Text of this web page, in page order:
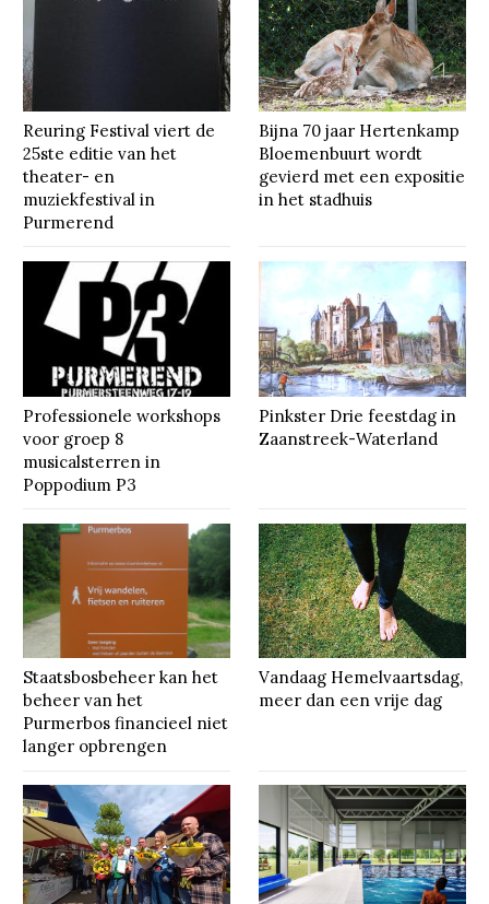
Reuring Festival viert de
25ste editie van het
theater- en
muziekfestival in
Purmerend
Bijna 70 jaar Hertenkamp
Bloemenbuurt wordt
gevierd met een expositie
in het stadhuis
Professionele workshops
voor groep 8
musicalsterren in
Poppodium P3
Pinkster Drie feestdag in
Zaanstreek-Waterland
Staatsbosbeheer kan het
beheer van het
Purmerbos financieel niet
langer opbrengen
Vandaag Hemelvaartsdag,
meer dan een vrije dag